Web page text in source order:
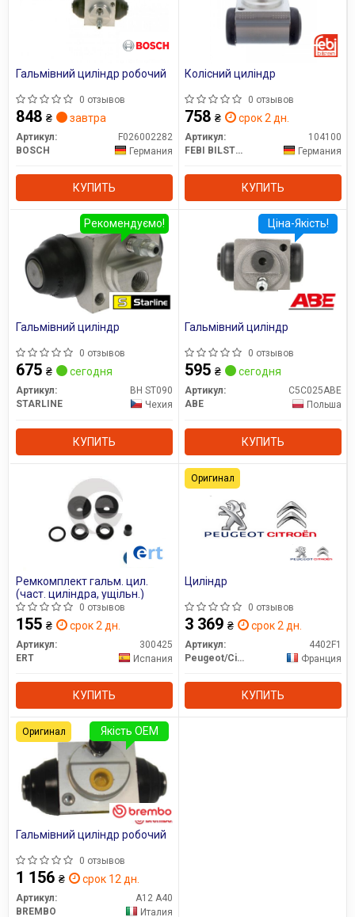
Гальмівний циліндр робочий
0 отзывов
848 ₴ завтра
Артикул:
F026002282
BOSCH
Германия
КУПИТЬ
Колісний циліндр
0 отзывов
758 ₴ срок 2 дн.
Артикул:
104100
FEBI BILSTEIN
Германия
КУПИТЬ
Гальмівний циліндр
0 отзывов
675 ₴ сегодня
Артикул:
BH ST090
STARLINE
Чехия
КУПИТЬ
Рекомендуємо!
Гальмівний циліндр
0 отзывов
595 ₴ сегодня
Артикул:
C5C025ABE
ABE
Польша
КУПИТЬ
Ціна-Якість!
Ремкомплект гальм. цил.
(част. циліндра, ущільн.)
0 отзывов
155 ₴ срок 2 дн.
Артикул:
300425
ERT
Испания
КУПИТЬ
Циліндр
0 отзывов
3 369 ₴ срок 2 дн.
Артикул:
4402F1
Peugeot/Citroen
Франция
КУПИТЬ
Оригинал
Гальмівний циліндр робочий
0 отзывов
1 156 ₴ срок 12 дн.
Артикул:
A12 A40
BREMBO
Италия
Якість OEM
Оригинал